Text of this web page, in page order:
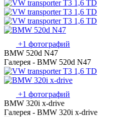
+1 фотографий
BMW 520d N47
Галерея - BMW 520d N47
+1 фотографий
BMW 320i x-drive
Галерея - BMW 320i x-drive